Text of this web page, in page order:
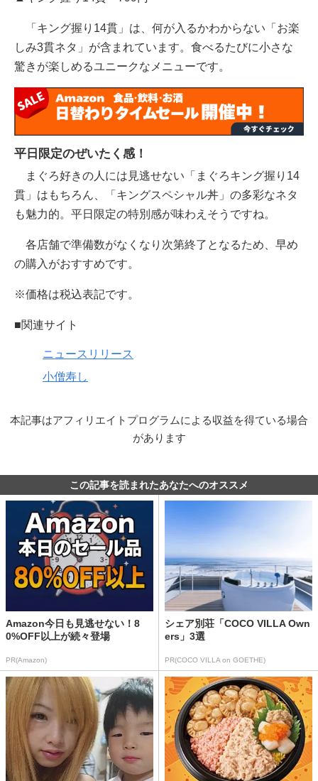
「キング握り14貫」は、何が入るかわからない「お楽
しみ3貫ネタ」が含まれています。食べるたびに小さな
驚きが楽しめるユニークなメニューです。
平日限定のぜいたく感！
まぐろ好きの人には見逃せない「まぐろキング握り14
貫」はもちろん、「キングスペシャル丼」の多彩なネタ
も魅力的。平日限定の特別感が味わえそうですね。
各店舗で準備数がなくなり次第終了となるため、早め
の購入がおすすめです。
※価格は税込表記です。
■関連サイト
ニュースリリース
小僧寿し
本記事はアフィリエイトプログラムによる収益を得ている場合
があります
この記事を読まれたあなたへのオススメ
Amazon今日も見逃せない！8
0%OFF以上が続々登場
PR(Amazon)
シェア別荘「COCO VILLA Own
ers」3選
PR(COCO VILLA on GOETHE)